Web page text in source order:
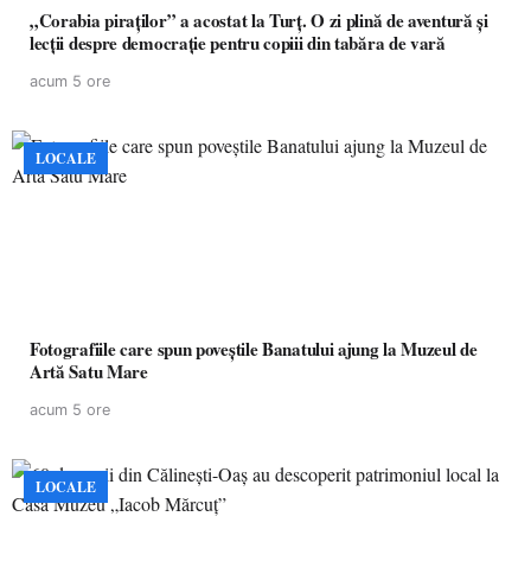
„Corabia piraților” a acostat la Turț. O zi plină de aventură și
lecții despre democrație pentru copiii din tabăra de vară
acum 5 ore
LOCALE
Fotografiile care spun poveștile Banatului ajung la Muzeul de
Artă Satu Mare
acum 5 ore
LOCALE